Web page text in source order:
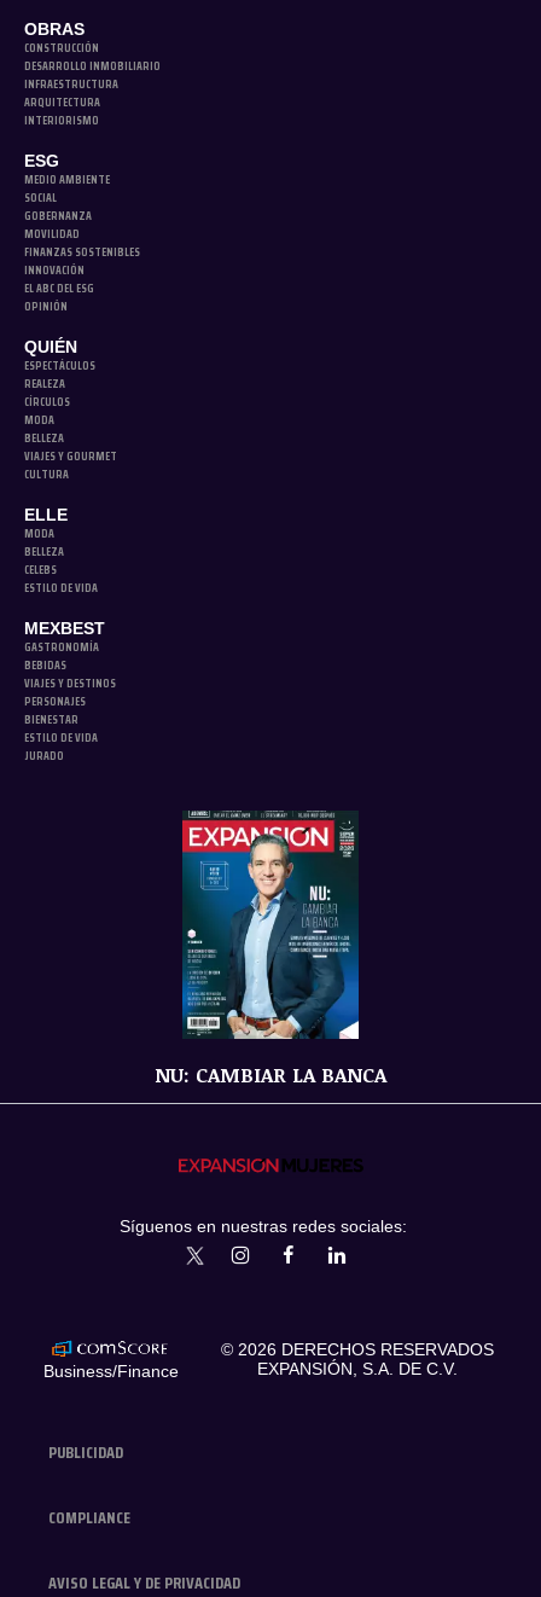
OBRAS
CONSTRUCCIÓN
DESARROLLO INMOBILIARIO
INFRAESTRUCTURA
ARQUITECTURA
INTERIORISMO
ESG
MEDIO AMBIENTE
SOCIAL
GOBERNANZA
MOVILIDAD
FINANZAS SOSTENIBLES
INNOVACIÓN
EL ABC DEL ESG
OPINIÓN
QUIÉN
ESPECTÁCULOS
REALEZA
CÍRCULOS
MODA
BELLEZA
VIAJES Y GOURMET
CULTURA
ELLE
MODA
BELLEZA
CELEBS
ESTILO DE VIDA
MEXBEST
GASTRONOMÍA
BEBIDAS
VIAJES Y DESTINOS
PERSONAJES
BIENESTAR
ESTILO DE VIDA
JURADO
NU: CAMBIAR LA BANCA
PUBLICIDAD
COMPLIANCE
AVISO LEGAL Y DE PRIVACIDAD
Síguenos en nuestras redes sociales:
expansionmxExpansionMex
Business/Finance
© 2026 DERECHOS RESERVADOS
EXPANSIÓN, S.A. DE C.V.